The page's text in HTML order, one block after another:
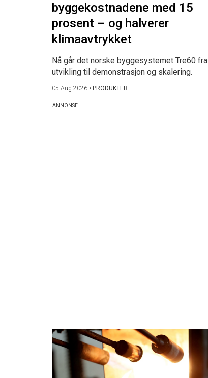
byggekostnadene med 15
prosent – og halverer
klimaavtrykket
Nå går det norske byggesystemet Tre60 fra
utvikling til demonstrasjon og skalering.
05 Aug 2026 • PRODUKTER